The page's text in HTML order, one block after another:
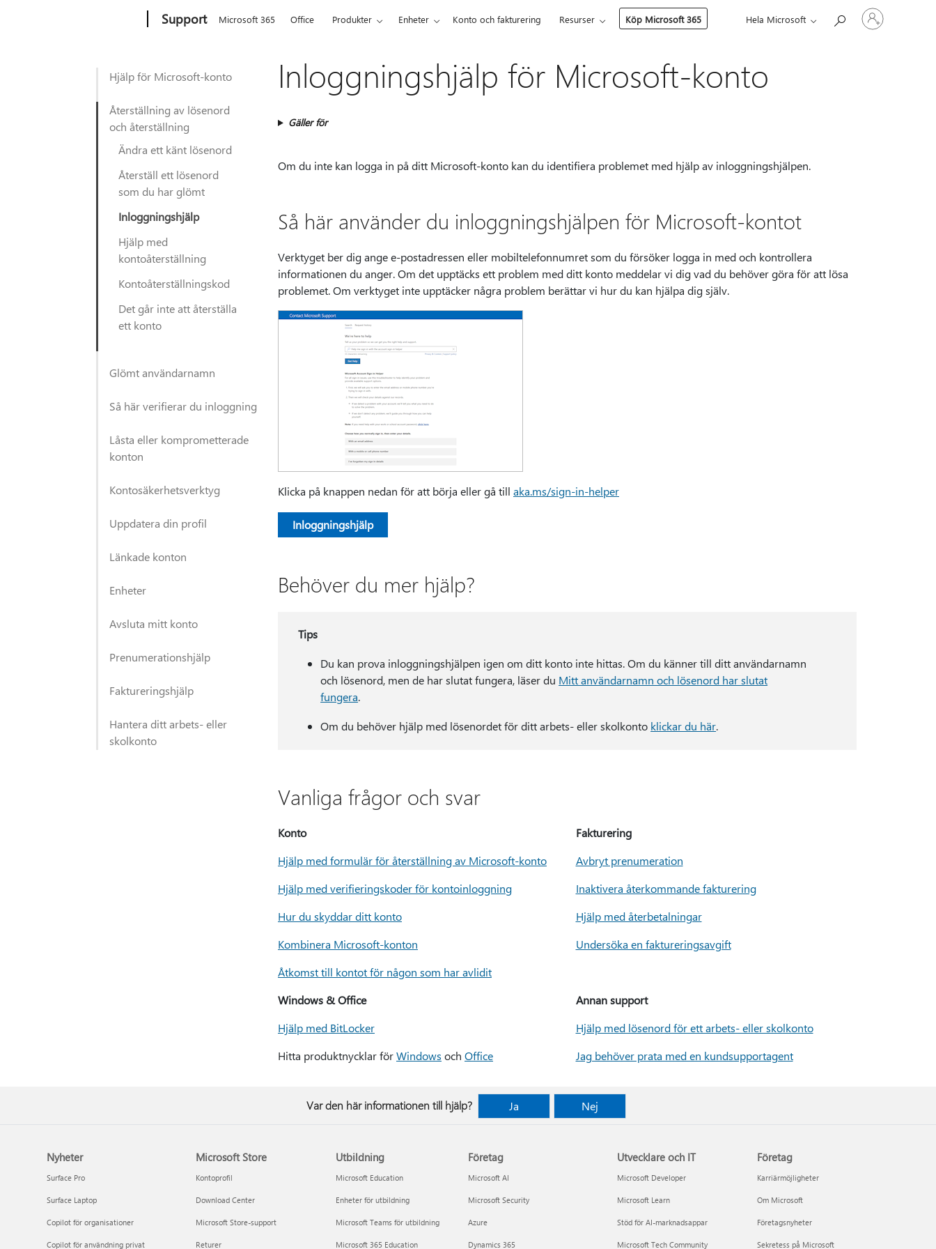
Support Microsoft 365 Office Produkter Enheter Konto och fakturering Resurser Köp Microsoft 365 Hela Microsoft
Logga
in
Hjälp för Microsoft-konto
Återställning av lösenord
och återställning
Ändra ett känt lösenord
Återställ ett lösenord
som du har glömt
Inloggningshjälp
Hjälp med
kontoåterställning
Kontoåterställningskod
Det går inte att återställa
ett konto
Glömt användarnamn
Så här verifierar du inloggning
Låsta eller komprometterade
konton
Kontosäkerhetsverktyg
Uppdatera din profil
Länkade konton
Enheter
Avsluta mitt konto
Prenumerationshjälp
Faktureringshjälp
Hantera ditt arbets- eller
skolkonto
Inloggningshjälp för Microsoft-konto
Gäller för
Om du inte kan logga in på ditt Microsoft-konto kan du identifiera problemet med hjälp av inloggningshjälpen.
Så här använder du inloggningshjälpen för Microsoft-kontot
Verktyget ber dig ange e-postadressen eller mobiltelefonnumret som du försöker logga in med och kontrollera
informationen du anger. Om det upptäcks ett problem med ditt konto meddelar vi dig vad du behöver göra för att lösa
problemet. Om verktyget inte upptäcker några problem berättar vi hur du kan hjälpa dig själv.
Klicka på knappen nedan för att börja eller gå till aka.ms/sign-in-helper
Inloggningshjälp
Behöver du mer hjälp?
Tips
Du kan prova inloggningshjälpen igen om ditt konto inte hittas. Om du känner till ditt användarnamn
och lösenord, men de har slutat fungera, läser du Mitt användarnamn och lösenord har slutat
fungera.
Om du behöver hjälp med lösenordet för ditt arbets- eller skolkonto klickar du här.
Vanliga frågor och svar
Konto
Hjälp med formulär för återställning av Microsoft-konto
Hjälp med verifieringskoder för kontoinloggning
Hur du skyddar ditt konto
Kombinera Microsoft-konton
Åtkomst till kontot för någon som har avlidit
Fakturering
Avbryt prenumeration
Inaktivera återkommande fakturering
Hjälp med återbetalningar
Undersöka en faktureringsavgift
Windows & Office
Hjälp med BitLocker
Hitta produktnycklar förWindows och Office
Annan support
Hjälp med lösenord för ett arbets- eller skolkonto
Jag behöver prata med en kundsupportagent
Var den här informationen till hjälp? Ja Nej
Nyheter
Surface Pro
Surface Laptop
Copilot för organisationer
Copilot för användning privat
Microsoft Store
Kontoprofil
Download Center
Microsoft Store-support
Returer
Utbildning
Microsoft Education
Enheter för utbildning
Microsoft Teams för utbildning
Microsoft 365 Education
Företag
Microsoft AI
Microsoft Security
Azure
Dynamics 365
Utvecklare och IT
Microsoft Developer
Microsoft Learn
Stöd för AI-marknadsappar
Microsoft Tech Community
Företag
Karriärmöjligheter
Om Microsoft
Företagsnyheter
Sekretess på Microsoft